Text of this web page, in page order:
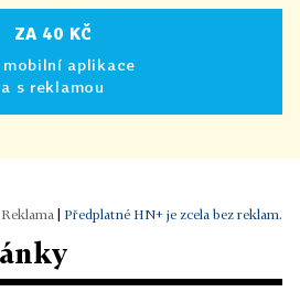
ZA 40 KČ
mobilní aplikace
a s reklamou
Předplatné HN+ je zcela bez reklam.